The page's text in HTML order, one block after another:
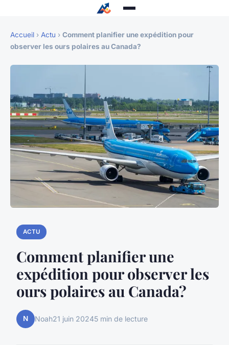
Accueil › Actu › Comment planifier une expédition pour
observer les ours polaires au Canada?
ACTU
Comment planifier une
expédition pour observer les
ours polaires au Canada?
N Noah21 juin 20245 min de lecture